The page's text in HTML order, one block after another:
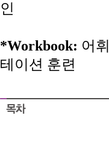
인
*Workbook: 어
테이션 훈련